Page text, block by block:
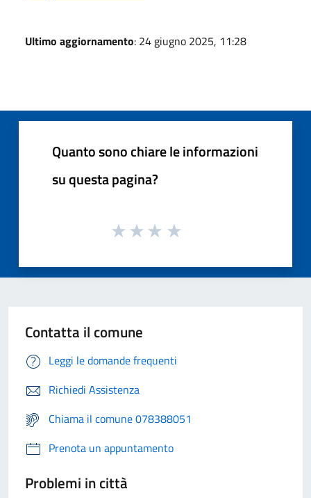
Ultimo aggiornamento: 24 giugno 2025, 11:28
Quanto sono chiare le informazioni
su questa pagina?
Contatta il comune
Leggi le domande frequenti
Richiedi Assistenza
Chiama il comune 078388051
Prenota un appuntamento
Problemi in città